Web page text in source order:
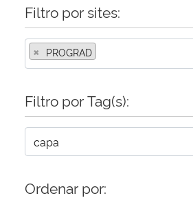
Filtro por sites:
× PROGRAD
Filtro por Tag(s):
Ordenar por: